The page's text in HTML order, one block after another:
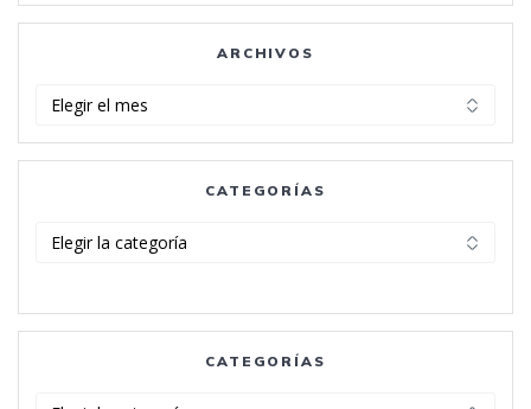
ARCHIVOS
CATEGORÍAS
CATEGORÍAS